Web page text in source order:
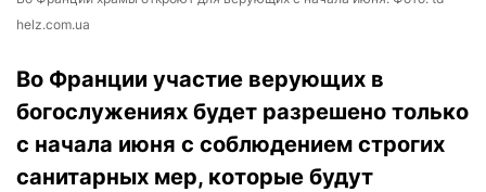
helz.com.ua
Во Франции участие верующих в
богослужениях будет разрешено только
с начала июня с соблюдением строгих
санитарных мер, которые будут